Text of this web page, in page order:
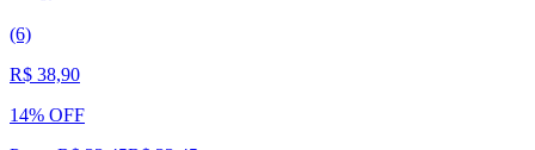
(6)
R$ 38,90
14% OFF